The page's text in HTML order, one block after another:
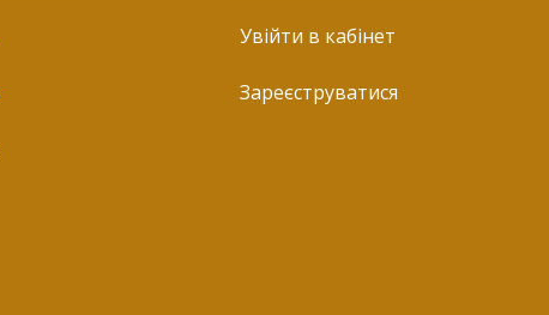
Увійти в кабінет
Зареєструватися